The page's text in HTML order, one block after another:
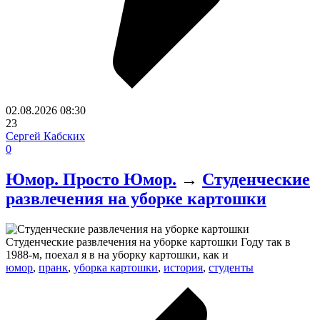
02.08.2026 08:30
23
Сергей Кабских
0
Юмор. Просто Юмор. → Студенческие
развлечения на уборке картошки
Студенческие развлечения на уборке картошки Году так в
1988-м, поехал я в на уборку картошки, как и
юмор, пранк, уборка картошки, история, студенты